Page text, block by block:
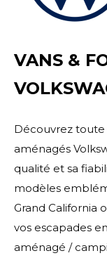
VANS &
Découvrez
aménagés
qualité et sa
modèles
Grand California
vos escapades
aménagé /